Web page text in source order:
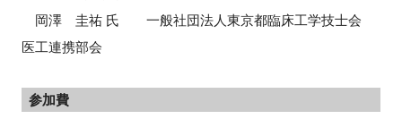
岡澤 圭祐 氏 一般社団法人東京都臨床工学技士会
医工連携部会
参加費